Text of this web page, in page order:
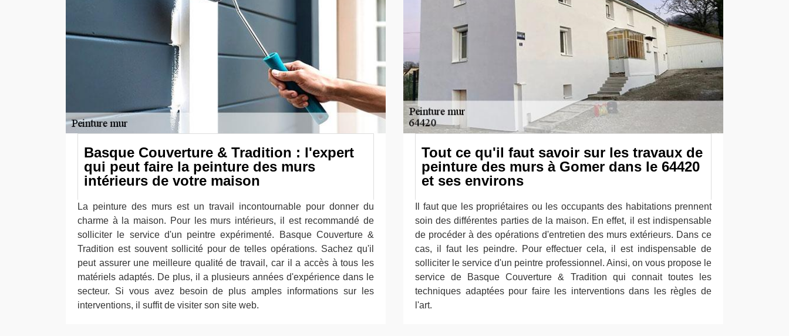
Basque Couverture & Tradition : l'expert
qui peut faire la peinture des murs
intérieurs de votre maison
La peinture des murs est un travail incontournable pour donner du
charme à la maison. Pour les murs intérieurs, il est recommandé de
solliciter le service d'un peintre expérimenté. Basque Couverture &
Tradition est souvent sollicité pour de telles opérations. Sachez qu'il
peut assurer une meilleure qualité de travail, car il a accès à tous les
matériels adaptés. De plus, il a plusieurs années d'expérience dans le
secteur. Si vous avez besoin de plus amples informations sur les
interventions, il suffit de visiter son site web.
Tout ce qu'il faut savoir sur les travaux de
peinture des murs à Gomer dans le 64420
et ses environs
Il faut que les propriétaires ou les occupants des habitations prennent
soin des différentes parties de la maison. En effet, il est indispensable
de procéder à des opérations d'entretien des murs extérieurs. Dans ce
cas, il faut les peindre. Pour effectuer cela, il est indispensable de
solliciter le service d'un peintre professionnel. Ainsi, on vous propose le
service de Basque Couverture & Tradition qui connait toutes les
techniques adaptées pour faire les interventions dans les règles de
l'art.